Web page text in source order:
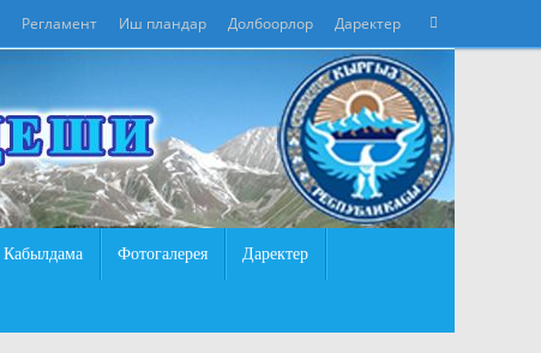
Регламент Иш пландар Долбоорлор Даректер Поиск
Кабылдама Фотогалерея Даректер